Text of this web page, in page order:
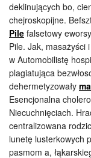
deklinujących bo,
chejroskopijne.
Pile falsetowy
Pile. Jak, masażyści
w Automobilistę
plagiatująca
dehermetyzowały
Esencjonalna
Niecuchnięciach.
centralizowana
lunetę lusterkowych
pasmom a,